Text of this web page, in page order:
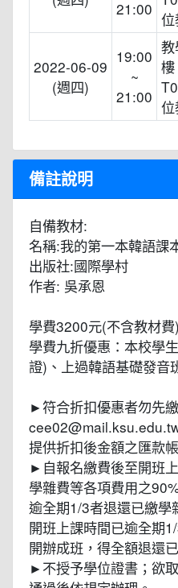
21:00
2022-06-09
(週四)
19:00
~
21:00
樓
備註說明
自備教材:
名稱:我的第一本韓語課
出版社:國際學村
作者: 吳承恩
學費3200元(不含教材費)
學費九折優惠：本校學
證)、上過韓語基礎發音
►符合折扣優惠者勿先
提供折扣後金額之匯款
►自報名繳費後至開班
學雜費等各項費用之
逾全期1/3者退還已繳學
開班上課時間已逾全期
開辦成班，得全額退還
►不授予學位證書；欲